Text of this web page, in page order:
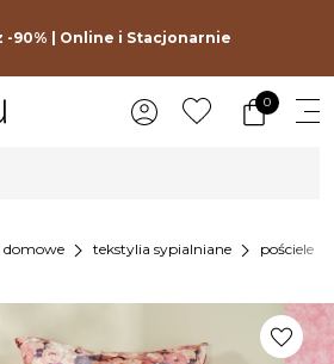
-90% | Online i Stacjonarnie
0
domowe chevron_right tekstylia sypialniane chevron_right pościele
favorite